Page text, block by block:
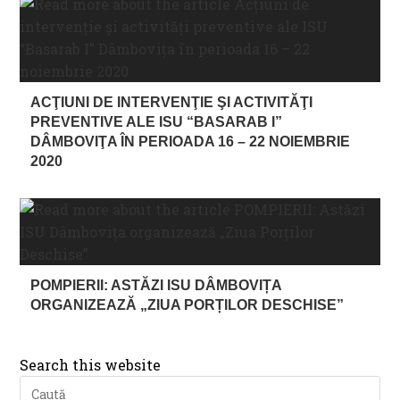
ACŢIUNI DE INTERVENŢIE ŞI ACTIVITĂŢI
PREVENTIVE ALE ISU “BASARAB I”
DÂMBOVIŢA ÎN PERIOADA 16 – 22 NOIEMBRIE
2020
POMPIERII: ASTĂZI ISU DÂMBOVIȚA
ORGANIZEAZĂ „ZIUA PORȚILOR DESCHISE”
Search this website